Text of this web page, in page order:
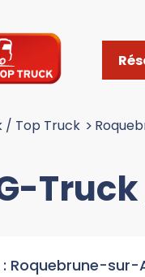
/ Top Truck >
Roquebrune-sur-